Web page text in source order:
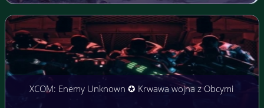
XCOM: Enemy Unknown ✪ Krwawa wojna z Obcymi